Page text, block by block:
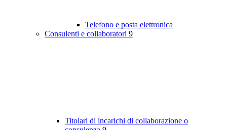
Telefono e posta elettronica
Consulenti e collaboratori 9
Titolari di incarichi di collaborazione o